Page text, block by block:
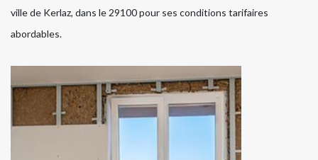
ville de Kerlaz, dans le 29100 pour ses conditions tarifaires
abordables.